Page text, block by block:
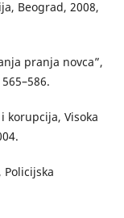
Beograd, 2008,
pranja novca”,
korupcija, Visoka